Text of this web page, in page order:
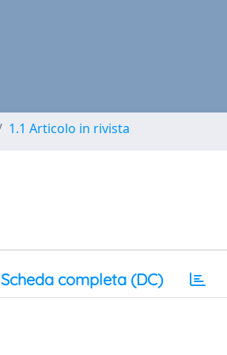
1.1 Articolo in rivista
Scheda completa (DC)